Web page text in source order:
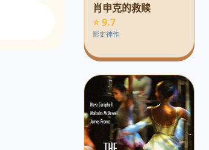
肖申克的救赎
⭐ 9.7
影史神作